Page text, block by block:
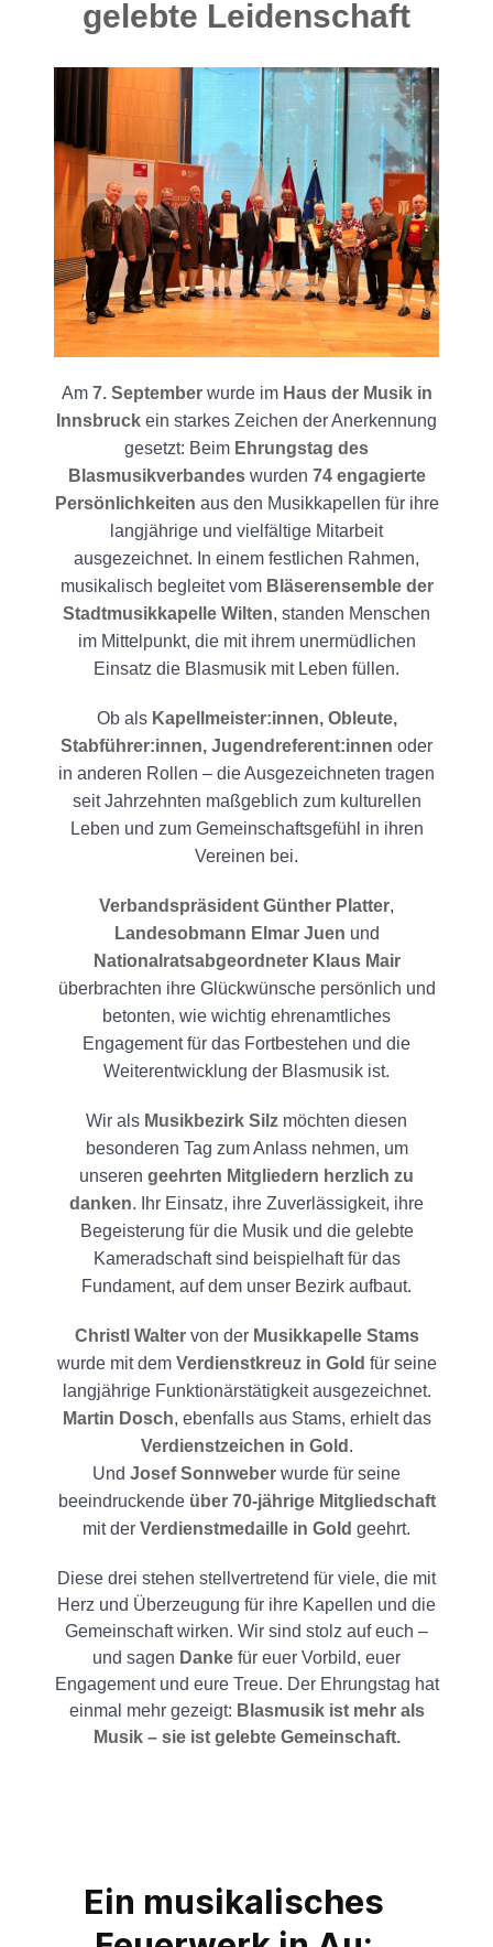
gelebte Leidenschaft
Am 7. Septemberwurde im Haus der Musik in
Innsbruck ein starkes Zeichen der Anerkennung
gesetzt: Beim Ehrungstag des
Blasmusikverbandeswurden 74 engagierte
Persönlichkeiten aus den Musikkapellen für ihre
langjährige und vielfältige Mitarbeit
ausgezeichnet. In einem festlichen Rahmen,
musikalisch begleitet vom Bläserensemble der
Stadtmusikkapelle Wilten, standen Menschen
im Mittelpunkt, die mit ihrem unermüdlichen
Einsatz die Blasmusik mit Leben füllen.
Ob als Kapellmeister:innen, Obleute,
Stabführer:innen, Jugendreferent:innen oder
in anderen Rollen – die Ausgezeichneten tragen
seit Jahrzehnten maßgeblich zum kulturellen
Leben und zum Gemeinschaftsgefühl in ihren
Vereinen bei.
Verbandspräsident Günther Platter,
Landesobmann Elmar Juen und
Nationalratsabgeordneter Klaus Mair
überbrachten ihre Glückwünsche persönlich und
betonten, wie wichtig ehrenamtliches
Engagement für das Fortbestehen und die
Weiterentwicklung der Blasmusik ist.
Wir als Musikbezirk Silz möchten diesen
besonderen Tag zum Anlass nehmen, um
unseren geehrten Mitgliedern herzlich zu
danken. Ihr Einsatz, ihre Zuverlässigkeit, ihre
Begeisterung für die Musik und die gelebte
Kameradschaft sind beispielhaft für das
Fundament, auf dem unser Bezirk aufbaut.
Christl Waltervon der Musikkapelle Stams
wurde mit dem Verdienstkreuz in Gold für seine
langjährige Funktionärstätigkeit ausgezeichnet.
Martin Dosch, ebenfalls aus Stams, erhielt das
Verdienstzeichen in Gold .
Und Josef Sonnweber wurde für seine
beeindruckende über 70-jährige Mitgliedschaft
mit der Verdienstmedaille in Gold geehrt.
Diese drei stehen stellvertretend für viele, die mit
Herz und Überzeugung für ihre Kapellen und die
Gemeinschaft wirken. Wir sind stolz auf euch –
und sagen Danke für euer Vorbild, euer
Engagement und eure Treue. Der Ehrungstag hat
einmal mehr gezeigt: Blasmusik ist mehr als
Musik – sie ist gelebte Gemeinschaft.
Ein musikalisches